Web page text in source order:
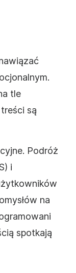
tle
są
Podróż
i
na
spotkają